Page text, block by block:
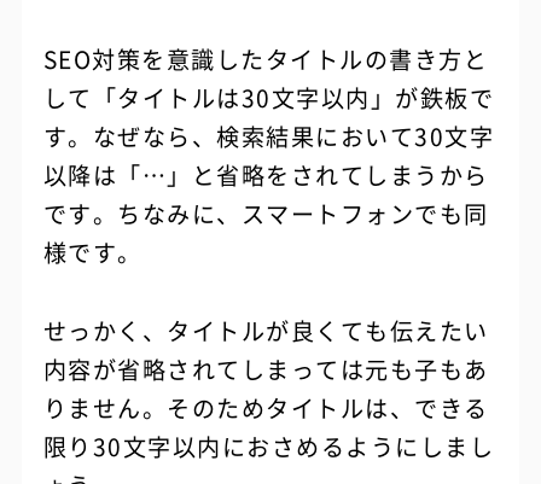
SEO対策を意識したタイトルの書き方と
して「タイトルは30文字以内」が鉄板で
す。なぜなら、検索結果において30文字
以降は「…」と省略をされてしまうから
です。ちなみに、スマートフォンでも同
様です。
せっかく、タイトルが良くても伝えたい
内容が省略されてしまっては元も子もあ
りません。そのためタイトルは、できる
限り30文字以内におさめるようにしまし